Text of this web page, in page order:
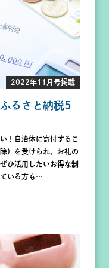
2022年11月号掲載
るさと納税5
！自治体に寄付するこ
）を受けられ、お礼の
ひ活用したいお得な制
ている方も…